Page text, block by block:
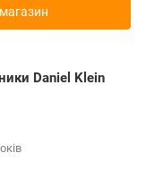
Daniel Klein